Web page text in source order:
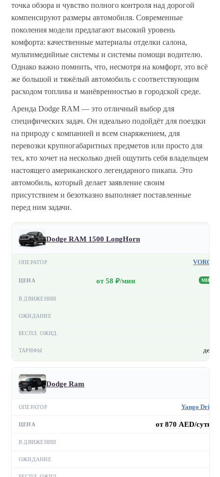
точка обзора и чувство полного контроля над дорогой
компенсируют размеры автомобиля. Современные
поколения модели предлагают высокий уровень
комфорта: качественные материалы отделки салона,
мультимедийные системы и системы помощи водителю.
Однако важно помнить, что, несмотря на комфорт, это всё
же большой и тяжёлый автомобиль с соответствующим
расходом топлива и манёвренностью в городской среде.
Аренда Dodge RAM — это отличный выбор для
специфических задач. Он идеально подойдёт для поездки
на природу с компанией и всем снаряжением, для
перевозки крупногабаритных предметов или просто для
тех, кто хочет на несколько дней ощутить себя владельцем
настоящего американского легендарного пикапа. Это
автомобиль, который делает заявление своим
присутствием и безотказно выполняет поставленные
перед ним задачи.
Dodge RAM 1500 LongHorn
VORON
от 58 ₽/мин МИН
день
Dodge Ram
Yango Drive
от 870 AED/сутки